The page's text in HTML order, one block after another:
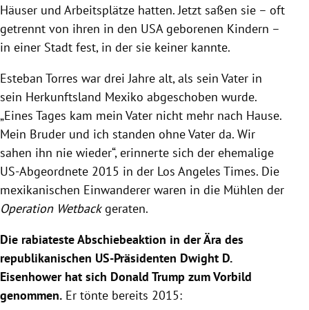
Häuser und Arbeitsplätze hatten. Jetzt saßen sie – oft
getrennt von ihren in den USA geborenen Kindern –
in einer Stadt fest, in der sie keiner kannte.
Esteban Torres war drei Jahre alt, als sein Vater in
sein Herkunftsland Mexiko abgeschoben wurde.
„Eines Tages kam mein Vater nicht mehr nach Hause.
Mein Bruder und ich standen ohne Vater da. Wir
sahen ihn nie wieder“, erinnerte sich der ehemalige
US-Abgeordnete 2015 in der Los Angeles Times. Die
mexikanischen Einwanderer waren in die Mühlen der
Operation Wetback geraten.
Die rabiateste Abschiebeaktion in der Ära des
republikanischen US-Präsidenten Dwight D.
Eisenhower hat sich Donald Trump zum Vorbild
genommen. Er tönte bereits 2015: